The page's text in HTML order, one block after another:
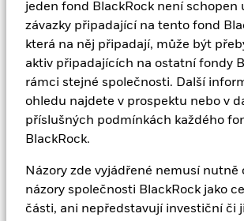
jeden fond BlackRock není schopen
závazky připadající na tento fond
která na něj připadají, může být
aktiv připadajících na ostatní fondy
rámci stejné společnosti. Další
ohledu najdete v prospektu nebo v
příslušných podmínkách každého
BlackRock.
Názory zde vyjádřené nemusí nutně
názory společnosti BlackRock jako
části, ani nepředstavují investiční či
Tyto stránky provozuje a vydává
autorizována a regulována úřadem
(Autoriteit Financiële Markten) (dále
Přístup na webové stránky AFM
odkaz: www.afm.nl. BlackRock
společnost registrovaná v Nizozemsku
17068311. Sídlo společnosti:
BlackRock (Netherlands) B.V. DIČ:
Obecné dotazy týkající se těchto
zasílejte na